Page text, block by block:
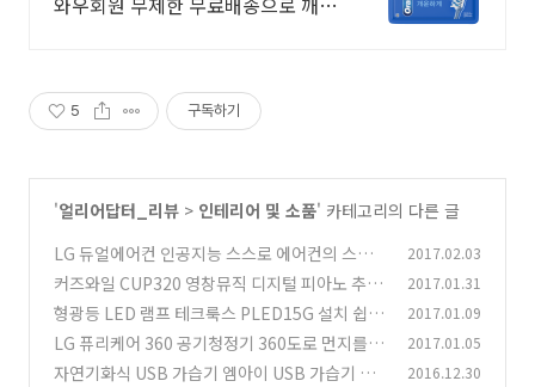
5 구독하기
'얼리어답터_리뷰 > 인테리어 및 소품' 카테고리의 다른 글
LG 듀얼에어컨 인공지능 스스로 에어컨의 스마
트케어 기능
(1)
2017.02.03
커즈와일 CUP320 영창뮤직 디지털 피아노 추천
실제로 써봤더니
(18)
2017.01.31
형광등 LED 램프 테크룩스 PLED15G 설치 쉽게
효율 수명 높게
(10)
2017.01.09
LG 퓨리케어 360 공기청정기 360도로 먼지를
담고 멀리 깨끗한 공기를
(3)
2017.01.05
자연기화식 USB 가습기 엠아이 USB 가습기 실
2016.12.30